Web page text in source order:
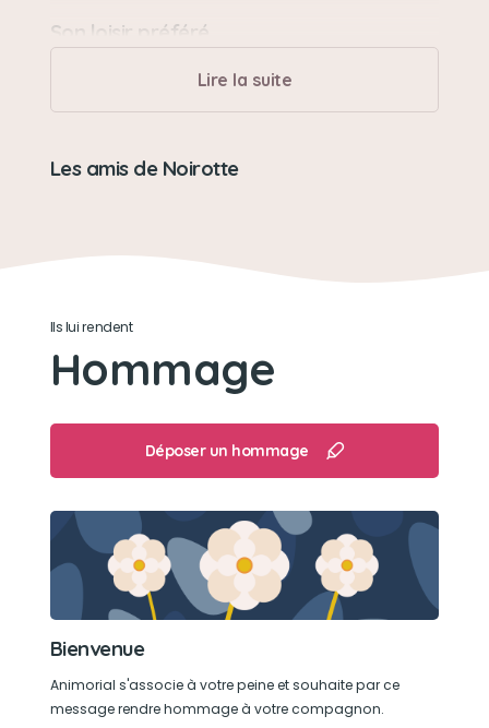
Son loisir préféré
Lire la suite
Les amis de Noirotte
Ils lui rendent
Hommage
Déposer un hommage
Bienvenue
Animorial s'associe à votre peine et souhaite par ce
message rendre hommage à votre compagnon.